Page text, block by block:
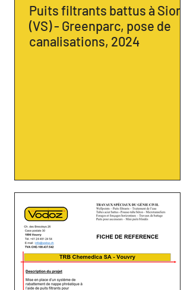
Puits filtrants battus à Sion
(VS) - Greenparc, pose de
canalisations, 2024